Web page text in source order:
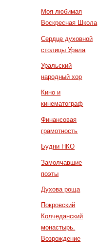
Моя любимая
Воскресная Школа
Сердце духовной
столицы Урала
Уральский
народный хор
Кино и
кинематограф
Финансовая
грамотность
Будни НКО
Замолчавшие
поэты
Духова роща
Покровский
Колчеданский
монастырь.
Возрождение